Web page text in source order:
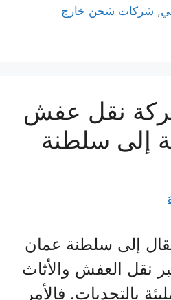
, شركات شحن خارج
15 شركة نقل عفش
إلى سلطنة
إلى سلطنة عمان
نقل العفش والأثاث
بالتحديات. فالأمر